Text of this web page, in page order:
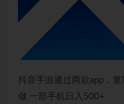
抖音手游通过两款app，
做 一部手机日入500+